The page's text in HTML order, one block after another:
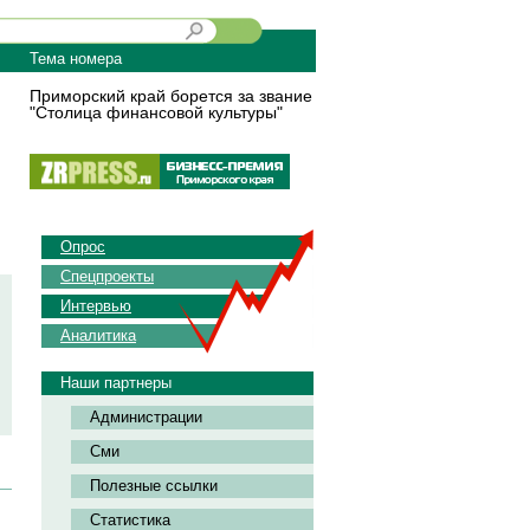
Тема номера
Приморский край борется за звание
"Столица финансовой культуры"
Опрос
Спецпроекты
Интервью
Аналитика
Наши партнеры
Администрации
Сми
Полезные ссылки
Статистика